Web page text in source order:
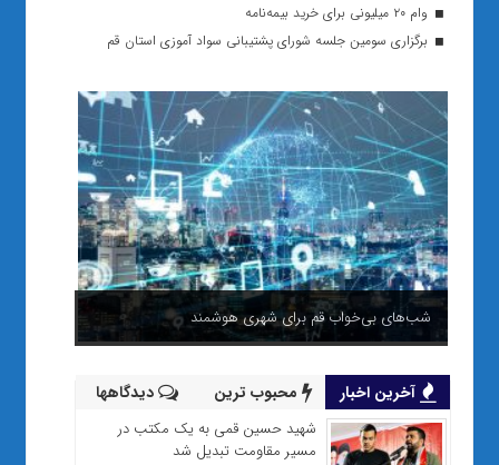
وام ۲۰ میلیونی برای خرید بیمه‌نامه
برگزاری سومین جلسه شورای پشتیبانی سواد آموزی استان قم
شب‌های بی‌خواب قم برای شهری هوشمند
آخرین اخبار محبوب ترین دیدگاهها
شهید حسین قمی به یک مکتب در
مسیر مقاومت تبدیل شد